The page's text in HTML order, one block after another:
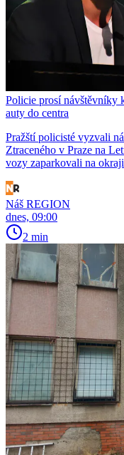
Policie prosí návštěvníky
auty do centra
Pražští policisté vyzvali
Ztraceného v Praze na
vozy zaparkovali na
Náš REGION
dnes, 09:00
2 min